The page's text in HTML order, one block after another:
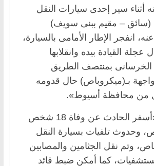
أثناء سير إحدى سيارات النقل
(سائق – مقيم ببنى سويف)
انفجر الإطار الأمامى بالسيارة،
عجلة القيادة بيده وانقلابها
الخرسانى بمنتصف الطريق
بـ(ميكروباص) حال قدومه
من محافظة أسيوط».
وأضاف البيان: «أسفر الحادث عن وفاة 18 شخص
5 أشخاص، وحدوث تلفيات بسيارة النقل
وتم نقل الجثامين والمصابين
كما أمكن ضبط قائد